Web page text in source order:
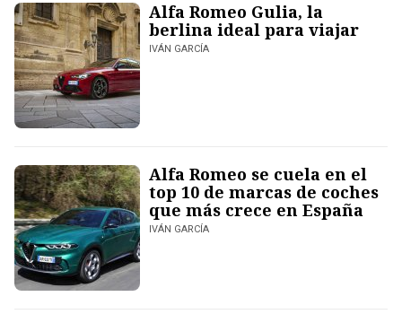
Alfa Romeo Gulia, la
berlina ideal para viajar
IVÁN GARCÍA
Alfa Romeo se cuela en el
top 10 de marcas de coches
que más crece en España
IVÁN GARCÍA